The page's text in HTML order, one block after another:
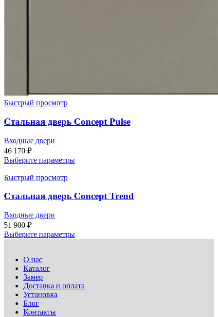
Быстрый просмотр
Стальная дверь Concept Pulse
Входные двери
46 170 ₽
Выберите параметры
Быстрый просмотр
Стальная дверь Concept Trend
Входные двери
51 900 ₽
Выберите параметры
О нас
Каталог
Замер
Доставка и оплата
Установка
Блог
Контакты